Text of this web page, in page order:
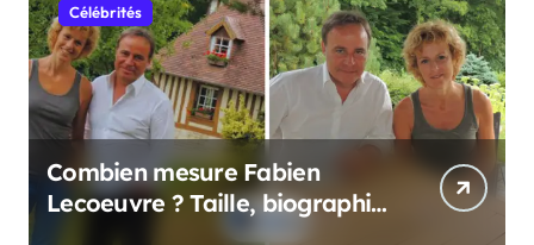
Célébrités
Combien mesure Fabien
Lecoeuvre ? Taille, biographie
et informations complètes